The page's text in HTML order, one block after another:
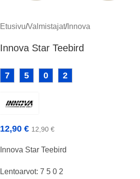
Etusivu/Valmistajat/Innova
Innova Star Teebird
7 5 0 2
12,90 € 12,90 €
Innova Star Teebird
Lentoarvot: 7 5 0 2